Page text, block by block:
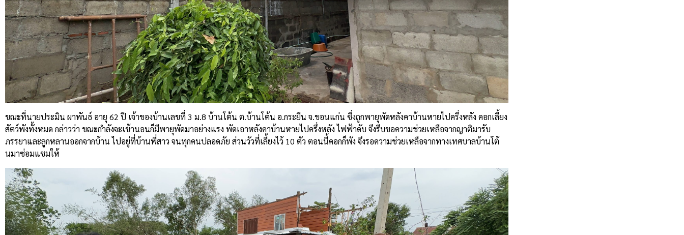
ขณะที่นายประมิน ผาพันธ์ อายุ 62 ปี เจ้าของบ้านเลขที่ 3 ม.8 บ้านโต้น ต.บ้านโต้น อ.กระยืน จ.ขอนแก่น ซึ่งถูกพายุพัดหลังคาบ้านหายไปครึ่งหลัง คอกเลี้ยง
สัตว์พังทั้งหมด กล่าวว่า ขณะกำลังจะเข้านอนก็มีพายุพัดมาอย่างแรง พัดเอาหลังคาบ้านหายไปครึ่งหลัง ไฟฟ้าดับ จึงรีบขอความช่วยเหลือจากญาติมารับ
ภรรยาและลูกหลานออกจากบ้าน ไปอยู่ที่บ้านพี่สาว จนทุกคนปลอดภัย ส่วนวัวที่เลี้ยงไว้ 10 ตัว ตอนนี้คอกก็พัง จึงรอความช่วยเหลือจากทางเทศบาลบ้านโต้
นมาซ่อมแซมให้